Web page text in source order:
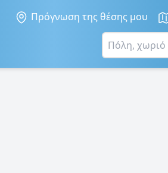
Πρόγνωση της θέσης μου